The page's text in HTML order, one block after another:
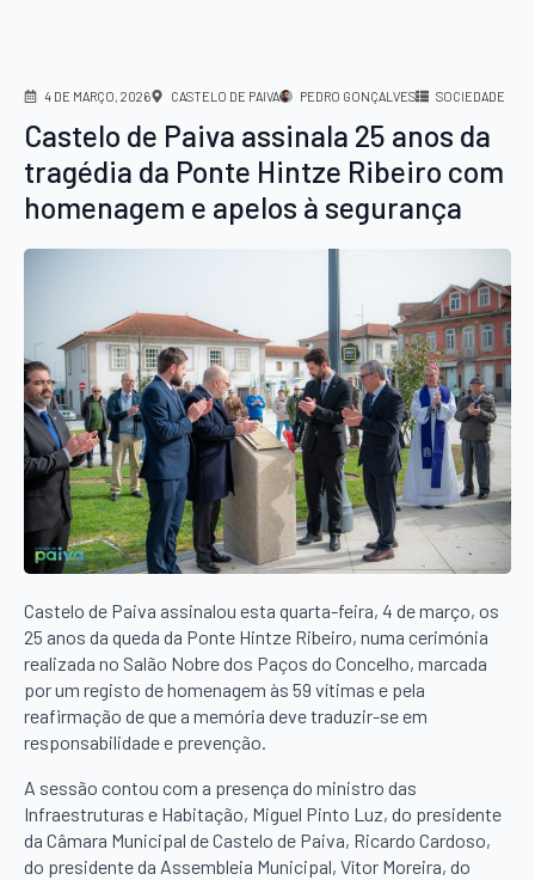
4 DE MARÇO, 2026 CASTELO DE PAIVA PEDRO GONÇALVES SOCIEDADE
Castelo de Paiva assinala 25 anos da
tragédia da Ponte Hintze Ribeiro com
homenagem e apelos à segurança
Castelo de Paiva assinalou esta quarta-feira, 4 de março, os
25 anos da queda da Ponte Hintze Ribeiro, numa cerimónia
realizada no Salão Nobre dos Paços do Concelho, marcada
por um registo de homenagem às 59 vítimas e pela
reafirmação de que a memória deve traduzir-se em
responsabilidade e prevenção.
A sessão contou com a presença do ministro das
Infraestruturas e Habitação, Miguel Pinto Luz, do presidente
da Câmara Municipal de Castelo de Paiva, Ricardo Cardoso,
do presidente da Assembleia Municipal, Vítor Moreira, do